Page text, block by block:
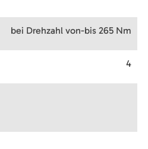
bei Drehzahl von-bis 265 Nm
4